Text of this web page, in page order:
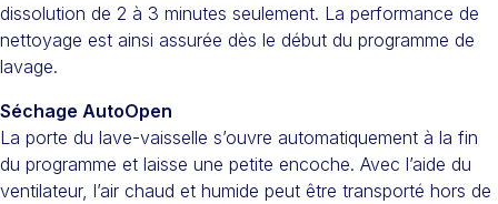
dissolution de 2 à 3 minutes seulement. La performance de
nettoyage est ainsi assurée dès le début du programme de
lavage.
Séchage AutoOpen
La porte du lave-vaisselle s’ouvre automatiquement à la fin
du programme et laisse une petite encoche. Avec l’aide du
ventilateur, l’air chaud et humide peut être transporté hors de